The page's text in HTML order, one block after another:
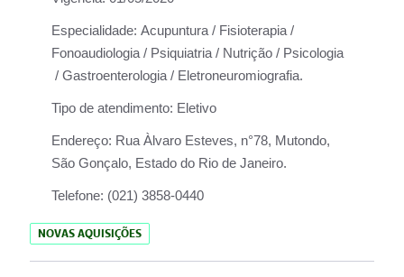
Especialidade: Acupuntura / Fisioterapia /
Fonoaudiologia / Psiquiatria / Nutrição / Psicologia
/ Gastroenterologia / Eletroneuromiografia.
Tipo de atendimento: Eletivo
Endereço: Rua Àlvaro Esteves, n°78, Mutondo,
São Gonçalo, Estado do Rio de Janeiro.
Telefone: (021) 3858-0440
NOVAS AQUISIÇÕES